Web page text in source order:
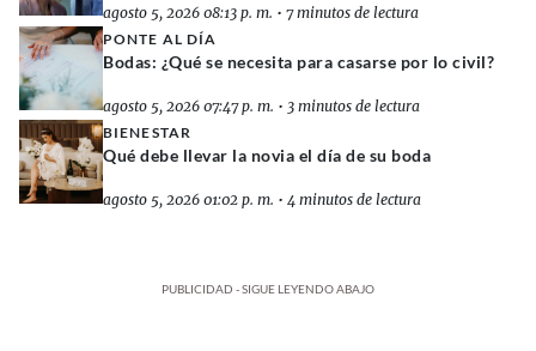
agosto 5, 2026 08:13 p. m. • 7 minutos de lectura
PONTE AL DÍA
Bodas: ¿Qué se necesita para casarse por lo civil?
agosto 5, 2026 07:47 p. m. • 3 minutos de lectura
BIENESTAR
Qué debe llevar la novia el día de su boda
agosto 5, 2026 01:02 p. m. • 4 minutos de lectura
PUBLICIDAD - SIGUE LEYENDO ABAJO